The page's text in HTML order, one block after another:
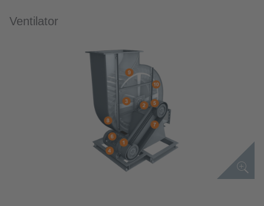
Ventilator